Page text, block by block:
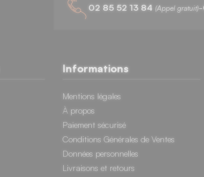
02 85 52 13 84 (Appel gratuit)-
Informations
Mentions légales
À propos
Paiement sécurisé
Conditions Générales de Ventes
Données personnelles
Livraisons et retours